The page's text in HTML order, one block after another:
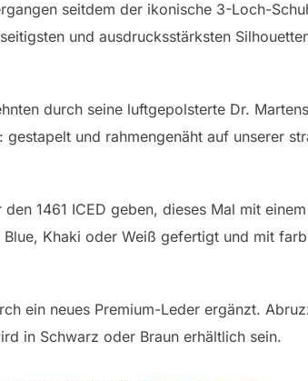
seitdem der ikonische 3-Loch-
und ausdrucksstärksten
durch seine luftgepolsterte Dr.
und rahmengenäht auf unserer
1461 ICED geben, dieses Mal mit
Khaki oder Weiß gefertigt und mit
ein neues Premium-Leder ergänzt.
in Schwarz oder Braun erhältlich sein.